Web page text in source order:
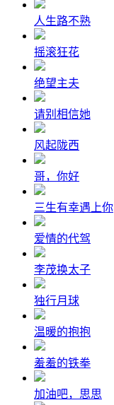
人生路不熟
摇滚狂花
绝望主夫
请别相信她
风起陇西
哥，你好
三生有幸遇上你
爱情的代驾
李茂换太子
独行月球
温暖的抱抱
羞羞的铁拳
加油吧，思思